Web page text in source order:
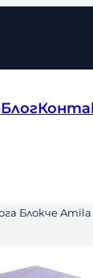
Блог
Блокче